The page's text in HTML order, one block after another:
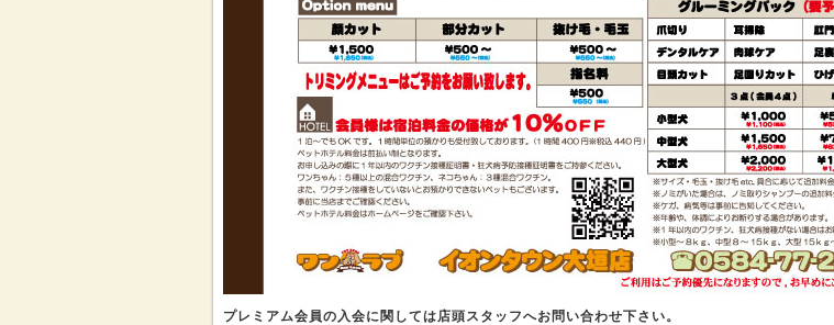
プレミアム会員の入会に関しては店頭スタッフへお問い合わせ下さい。